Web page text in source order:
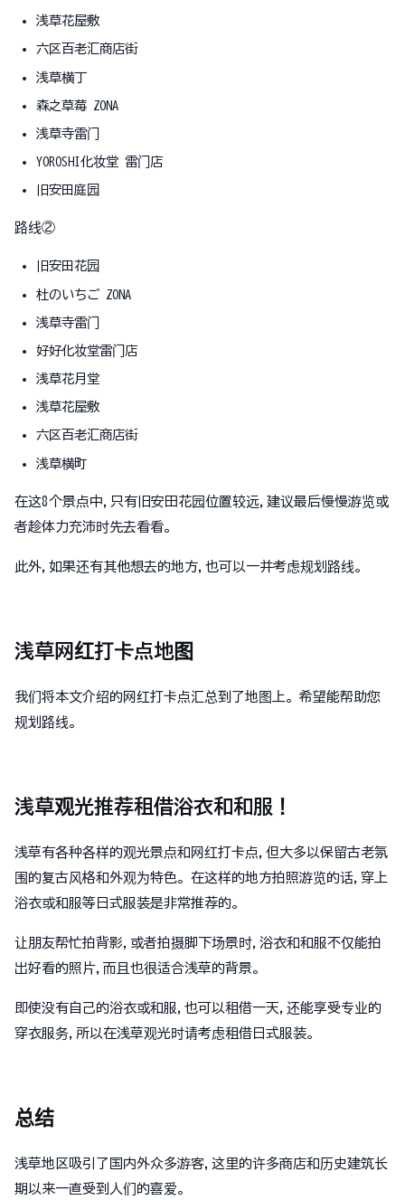
浅草花屋敷
六区百老汇商店街
浅草横丁
森之草莓 ZONA
浅草寺雷门
YOROSHI化妆堂 雷门店
旧安田庭园
路线②
旧安田花园
杜のいちご ZONA
浅草寺雷门
好好化妆堂雷门店
浅草花月堂
浅草花屋敷
六区百老汇商店街
浅草横町
在这8个景点中,只有旧安田花园位置较远,建议最后慢慢游览或
者趁体力充沛时先去看看。
此外,如果还有其他想去的地方,也可以一并考虑规划路线。
浅草网红打卡点地图
我们将本文介绍的网红打卡点汇总到了地图上。希望能帮助您
规划路线。
浅草观光推荐租借浴衣和和服！
浅草有各种各样的观光景点和网红打卡点,但大多以保留古老氛
围的复古风格和外观为特色。在这样的地方拍照游览的话,穿上
浴衣或和服等日式服装是非常推荐的。
让朋友帮忙拍背影,或者拍摄脚下场景时,浴衣和和服不仅能拍
出好看的照片,而且也很适合浅草的背景。
即使没有自己的浴衣或和服,也可以租借一天,还能享受专业的
穿衣服务,所以在浅草观光时请考虑租借日式服装。
总结
浅草地区吸引了国内外众多游客,这里的许多商店和历史建筑长
期以来一直受到人们的喜爱。